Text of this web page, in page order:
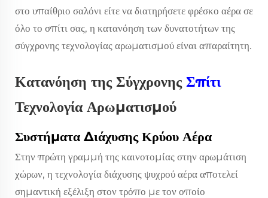
στο υπαίθριο σαλόνι είτε να διατηρήσετε φρέσκο αέρα σε
όλο το σπίτι σας, η κατανόηση των δυνατοτήτων της
σύγχρονης τεχνολογίας αρωματισμού είναι απαραίτητη.
Κατανόηση της Σύγχρονης Σπίτι
Τεχνολογία Αρωματισμού
Συστήματα Διάχυσης Κρύου Αέρα
Στην πρώτη γραμμή της καινοτομίας στην αρωμάτιση
χώρων, η τεχνολογία διάχυσης ψυχρού αέρα αποτελεί
σημαντική εξέλιξη στον τρόπο με τον οποίο